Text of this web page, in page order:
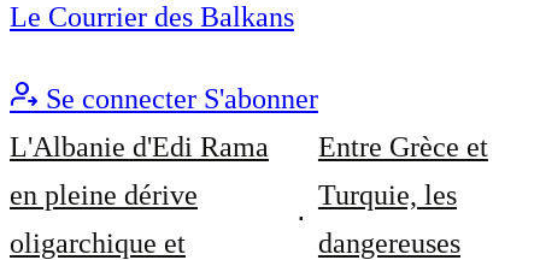
Le Courrier des Balkans
Se connecter S'abonner
L'Albanie d'Edi Rama
en pleine dérive
oligarchique et
Entre Grèce et
Turquie, les
dangereuses